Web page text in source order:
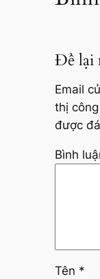
Để lại
Email
thị
được
Bình
Tên *